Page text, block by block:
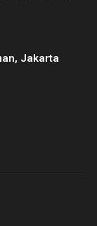
Jakarta